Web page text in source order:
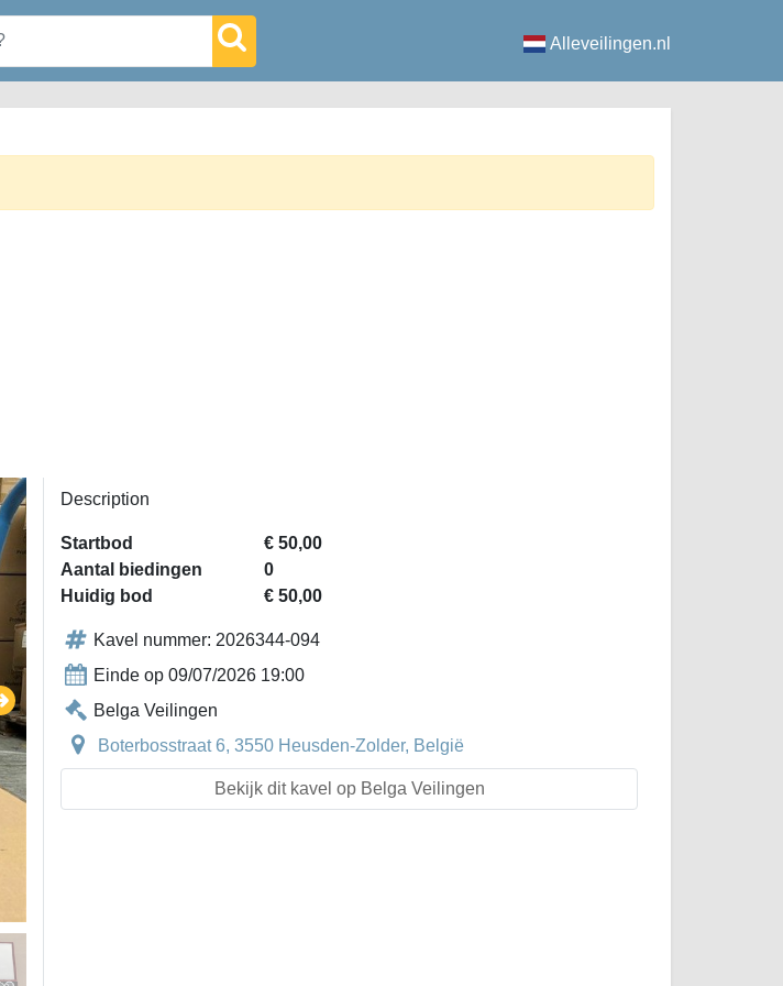
Alleveilingen.nl
Description
Startbod
€ 50,00
Aantal biedingen
0
Huidig bod
€ 50,00
Kavel nummer: 2026344-094
Einde op 09/07/2026 19:00
Belga Veilingen
Boterbosstraat 6, 3550 Heusden-Zolder, België
Bekijk dit kavel op Belga Veilingen